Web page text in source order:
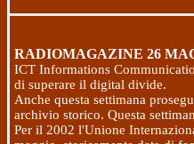
RADIOMAGAZINE 26
ICT Informations
di superare il digital divide.
Anche questa settimana
archivio storico. Questa
Per il 2002 l'Unione